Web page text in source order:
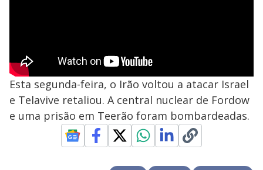
Esta segunda-feira, o Irão voltou a atacar Israel
e Telavive retaliou. A central nuclear de Fordow
e uma prisão em Teerão foram bombardeadas.